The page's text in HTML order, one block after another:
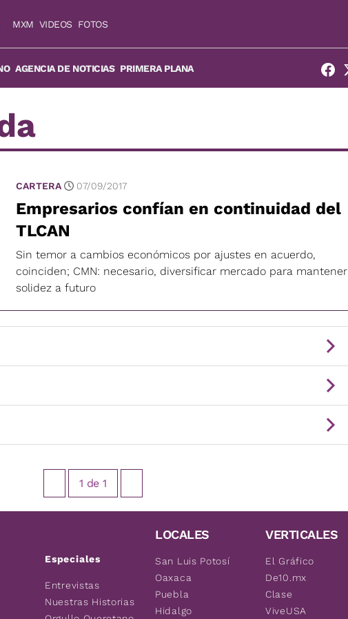
MXM VIDEOS FOTOS
AGENCIA DE NOTICIAS PRIMERA PLANA
CARTERA 07/09/2017
Empresarios confían en continuidad del
TLCAN
Sin temor a cambios económicos por ajustes en acuerdo,
coinciden; CMN: necesario, diversificar mercado para mantener
solidez a futuro
1 de 1
Especiales
Entrevistas
Nuestras Historias
LOCALES
San Luis Potosí
Oaxaca
Puebla
Hidalgo
VERTICALES
El Gráfico
De10.mx
Clase
ViveUSA